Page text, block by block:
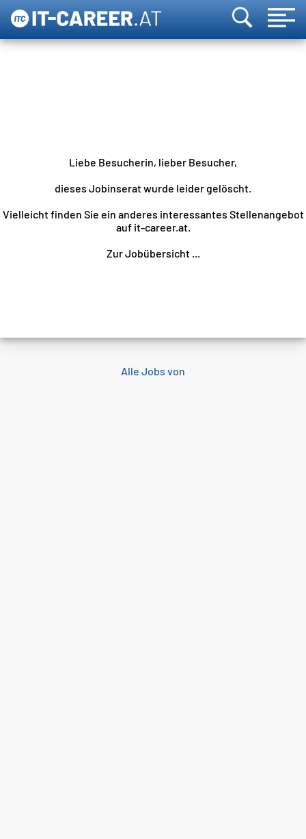
Liebe Besucherin, lieber Besucher,
dieses Jobinserat wurde leider gelöscht.
Vielleicht finden Sie ein anderes interessantes Stellenangebot
auf it-career.at.
Zur Jobübersicht ...
Alle Jobs von